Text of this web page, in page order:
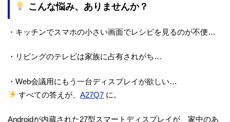
こんな悩み、ありませんか？
・キッチンでスマホの小さい画面でレシピを見るのが不便…
・リビングのテレビは家族に占有されがち…
・Web会議用にもう一台ディスプレイが欲しい…
すべての答えが、A27Q7 に。
Androidが内蔵された27型スマートディスプレイが、家中のあ